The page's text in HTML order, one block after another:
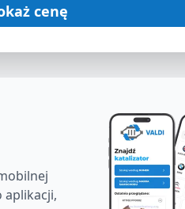
cenę
aplikacji,